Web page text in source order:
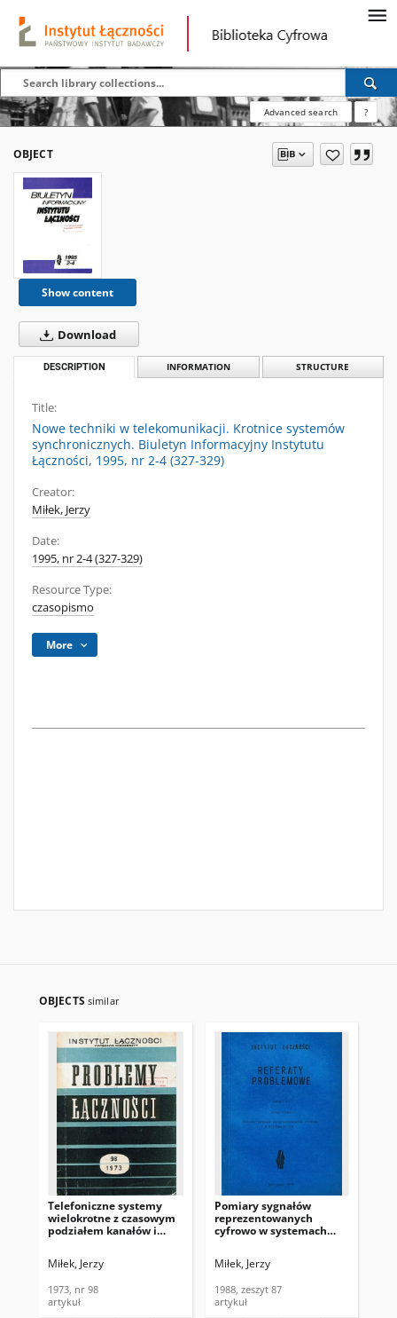
Advanced search ?
OBJECT
Show content
Download
DESCRIPTION INFORMATION STRUCTURE
Title:
Nowe techniki w telekomunikacji. Krotnice systemów
synchronicznych. Biuletyn Informacyjny Instytutu
Łączności, 1995, nr 2-4 (327-329)
Creator:
Miłek, Jerzy
Date:
1995, nr 2-4 (327-329)
Resource Type:
czasopismo
More
OBJECTS similar
Telefoniczne systemy
wielokrotne z czasowym
podziałem kanałów i
Łączności, 1973, nr 98
Miłek, Jerzy
1973, nr 98
artykuł
Pomiary sygnałów
reprezentowanych
cyfrowo w systemach
87
Miłek, Jerzy
1988, zeszyt 87
artykuł